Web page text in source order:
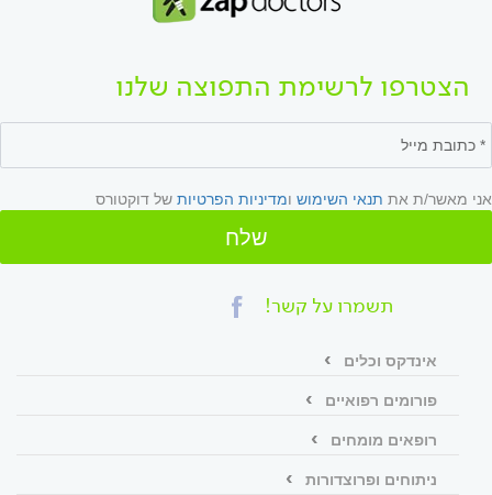
הצטרפו לרשימת התפוצה שלנו
אני מאשר/ת את תנאי השימוש ומדיניות הפרטיות של דוקטורס
שלח
תשמרו על קשר!
אינדקס וכלים
פורומים רפואיים
רופאים מומחים
ניתוחים ופרוצדורות